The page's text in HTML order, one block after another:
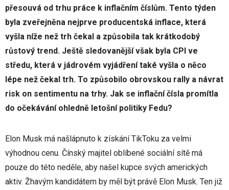
přesouvá od trhu práce k inflačním číslům. Tento týden
byla zveřejněna nejprve producentská inflace, která
vyšla níže než trh čekal a způsobila tak krátkodobý
růstový trend. Ještě sledovanější však byla CPI ve
středu, která v jádrovém vyjádření také vyšla o něco
lépe než čekal trh. To způsobilo obrovskou rally a návrat
risk on sentimentu na trhy. Jak se inflační čísla promítla
do očekávání ohledně letošní politiky Fedu?
Elon Musk má našlápnuto k získání TikToku za velmi
výhodnou cenu. Čínský majitel oblíbené sociální sítě má
pouze do této neděle, aby našel kupce svých amerických
aktiv. Žhavým kandidátem by měl být právě Elon Musk. Ten již